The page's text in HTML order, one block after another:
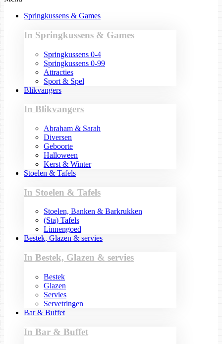
Springkussens & Games
In Springkussens & Games
Springkussens 0-4
Springkussens 0-99
Attracties
Sport & Spel
Blikvangers
In Blikvangers
Abraham & Sarah
Diversen
Geboorte
Halloween
Kerst & Winter
Stoelen & Tafels
In Stoelen & Tafels
Stoelen, Banken & Barkrukken
(Sta) Tafels
Linnengoed
Bestek, Glazen & servies
In Bestek, Glazen & servies
Bestek
Glazen
Servies
Servetringen
Bar & Buffet
In Bar & Buffet